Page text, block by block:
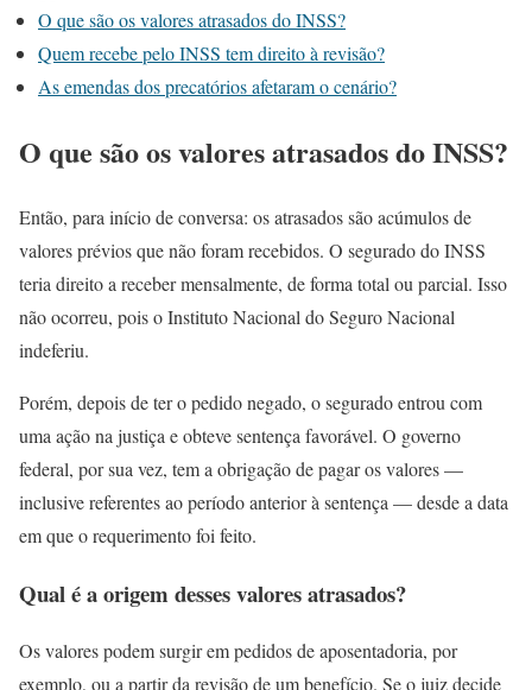
O que são os valores atrasados do INSS?
Quem recebe pelo INSS tem direito à revisão?
As emendas dos precatórios afetaram o cenário?
O que são os valores atrasados do INSS?
Então, para início de conversa: os atrasados são acúmulos de
valores prévios que não foram recebidos. O segurado do INSS
teria direito a receber mensalmente, de forma total ou parcial. Isso
não ocorreu, pois o Instituto Nacional do Seguro Nacional
indeferiu.
Porém, depois de ter o pedido negado, o segurado entrou com
uma ação na justiça e obteve sentença favorável. O governo
federal, por sua vez, tem a obrigação de pagar os valores —
inclusive referentes ao período anterior à sentença — desde a data
em que o requerimento foi feito.
Qual é a origem desses valores atrasados?
Os valores podem surgir em pedidos de aposentadoria, por
exemplo, ou a partir da revisão de um benefício. Se o juiz decide